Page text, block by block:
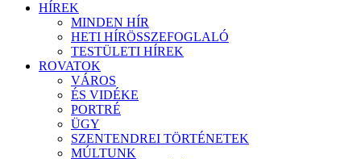
HÍREK
MINDEN HÍR
HETI HÍRÖSSZEFOGLALÓ
TESTÜLETI HÍREK
ROVATOK
VÁROS
ÉS VIDÉKE
PORTRÉ
ÜGY
SZENTENDREI TÖRTÉNETEK
MÚLTUNK